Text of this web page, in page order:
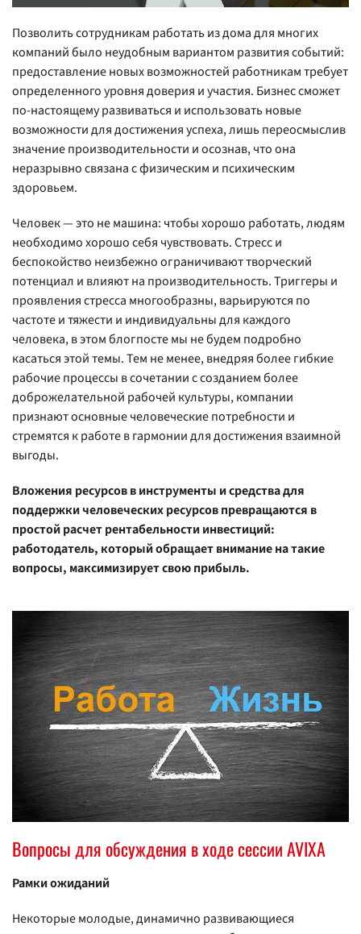
Позволить сотрудникам работать из дома для многих
компаний было неудобным вариантом развития событий:
предоставление новых возможностей работникам требует
определенного уровня доверия и участия. Бизнес сможет
по-настоящему развиваться и использовать новые
возможности для достижения успеха, лишь переосмыслив
значение производительности и осознав, что она
неразрывно связана с физическим и психическим
здоровьем.
Человек — это не машина: чтобы хорошо работать, людям
необходимо хорошо себя чувствовать. Стресс и
беспокойство неизбежно ограничивают творческий
потенциал и влияют на производительность. Триггеры и
проявления стресса многообразны, варьируются по
частоте и тяжести и индивидуальны для каждого
человека, в этом блогпосте мы не будем подробно
касаться этой темы. Тем не менее, внедряя более гибкие
рабочие процессы в сочетании с созданием более
доброжелательной рабочей культуры, компании
признают основные человеческие потребности и
стремятся к работе в гармонии для достижения взаимной
выгоды.
Вложения ресурсов в инструменты и средства для
поддержки человеческих ресурсов превращаются в
простой расчет рентабельности инвестиций:
работодатель, который обращает внимание на такие
вопросы, максимизирует свою прибыль.
Вопросы для обсуждения в ходе сессии AVIXA
Рамки ожиданий
Некоторые молодые, динамично развивающиеся